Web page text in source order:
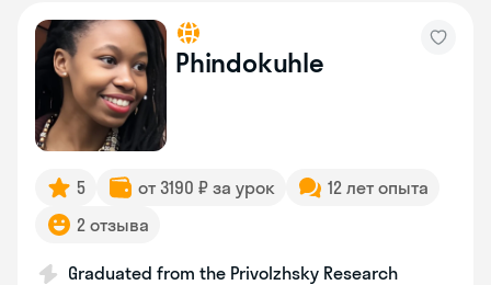
Phindokuhle
5 от 3190 ₽ за урок
12 лет опыта
2 отзыва
Graduated from the Privolzhsky Research